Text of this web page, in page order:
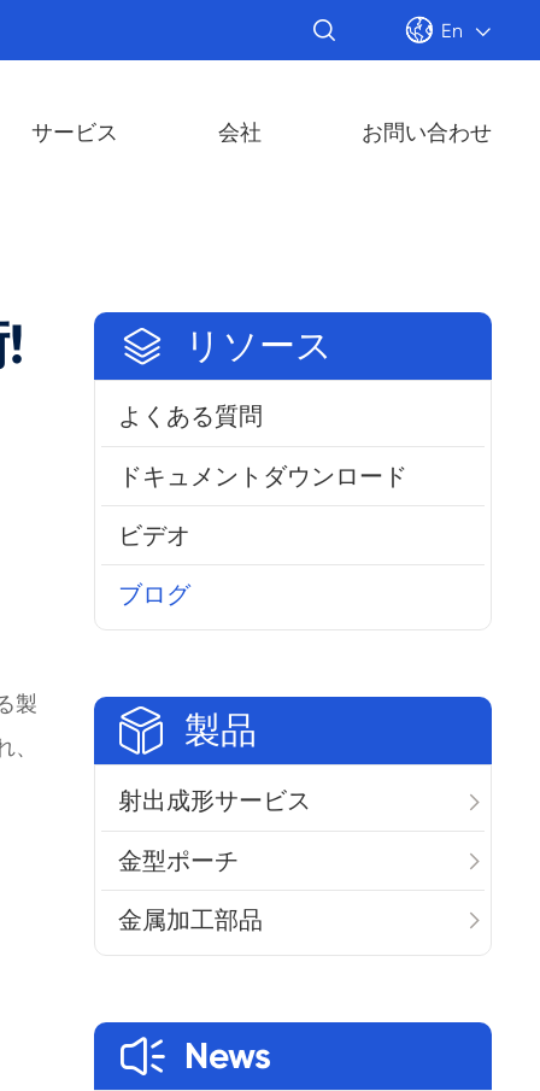
  En 
サービス 会社 お問い合わせ
製
 リソース
よくある質問
ドキュメントダウンロード
ビデオ
ブログ
 製品
射出成形サービス
金型ポーチ
金属加工部品
 News